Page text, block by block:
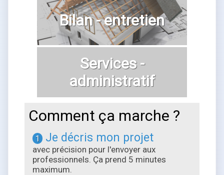
Bilan - entretien
Services -
administratif
Comment ça marche ?
1 Je décris mon projet
avec précision pour l'envoyer aux
professionnels. Ça prend 5 minutes
maximum.